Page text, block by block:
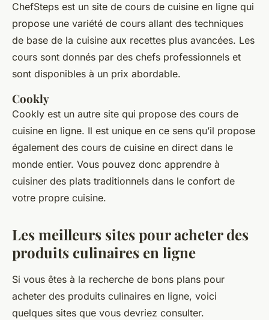
ChefSteps est un site de cours de cuisine en ligne qui
propose une variété de cours allant des techniques
de base de la cuisine aux recettes plus avancées. Les
cours sont donnés par des chefs professionnels et
sont disponibles à un prix abordable.
Cookly
Cookly est un autre site qui propose des cours de
cuisine en ligne. Il est unique en ce sens qu’il propose
également des cours de cuisine en direct dans le
monde entier. Vous pouvez donc apprendre à
cuisiner des plats traditionnels dans le confort de
votre propre cuisine.
Les meilleurs sites pour acheter des
produits culinaires en ligne
Si vous êtes à la recherche de bons plans pour
acheter des produits culinaires en ligne, voici
quelques sites que vous devriez consulter.